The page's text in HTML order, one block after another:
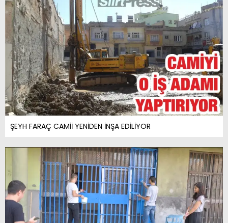
ŞEYH FARAÇ CAMİİ YENİDEN İNŞA EDİLİYOR